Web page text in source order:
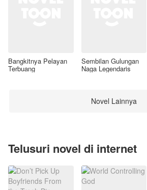
Bangkitnya Pelayan
Terbuang
Sembilan Gulungan
Naga Legendaris
Novel Lainnya
Telusuri novel di internet